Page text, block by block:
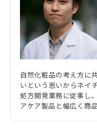
自然化粧品の考え方に
いという思いからネイ
処方開発業務に従事し
アケア製品と幅広く商